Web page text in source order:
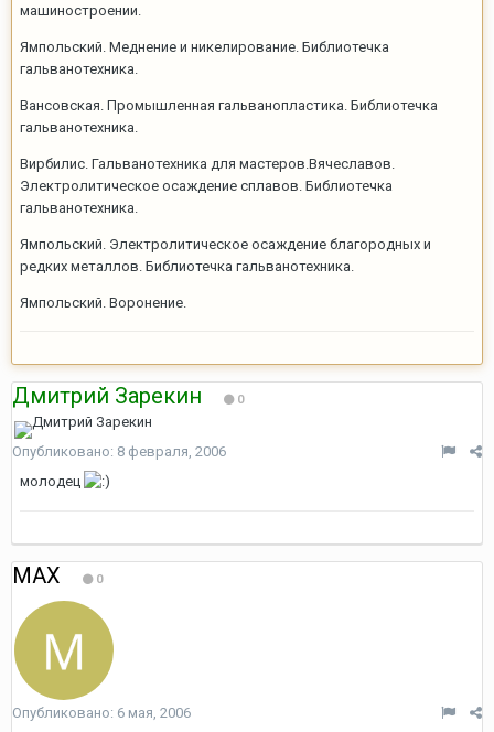
машиностроении.
Ямпольский. Меднение и никелирование. Библиотечка
гальванотехника.
Вансовская. Промышленная гальванопластика. Библиотечка
гальванотехника.
Вирбилис. Гальванотехника для мастеров.Вячеславов.
Электролитическое осаждение сплавов. Библиотечка
гальванотехника.
Ямпольский. Электролитическое осаждение благородных и
редких металлов. Библиотечка гальванотехника.
Ямпольский. Воронение.
Дмитрий Зарекин 0
Опубликовано: 8 февраля, 2006
молодец
MAX 0
Опубликовано: 6 мая, 2006